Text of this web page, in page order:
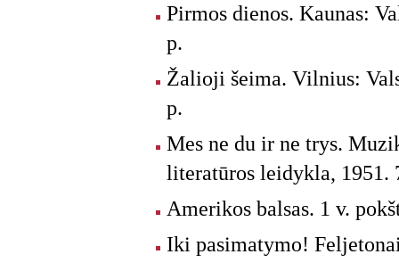
Pirmos dienos. Kaunas:
p.
Žalioji šeima. Vilnius:
p.
Mes ne du ir ne trys.
literatūros leidykla, 1951.
Amerikos balsas. 1 v.
Iki pasimatymo!